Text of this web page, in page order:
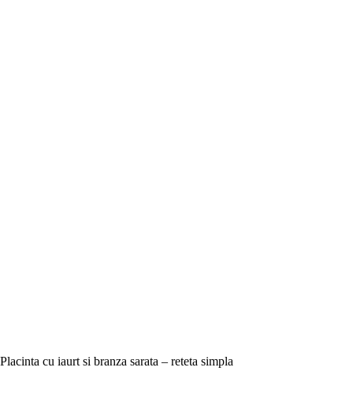
Placinta cu iaurt si branza sarata – reteta simpla